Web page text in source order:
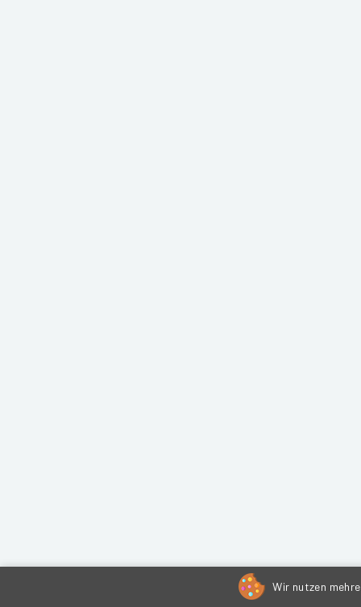
Wir nutzen